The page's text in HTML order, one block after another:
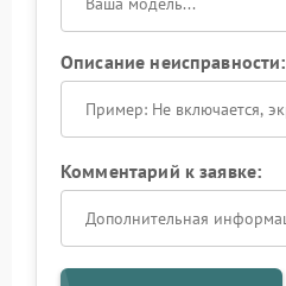
Описание неисправности:
Комментарий к заявке: